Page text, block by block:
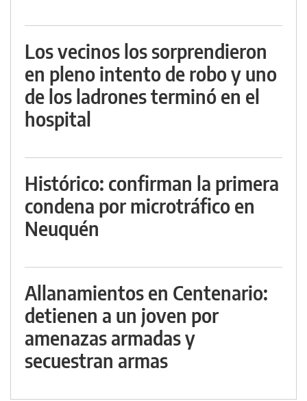
Los vecinos los sorprendieron
en pleno intento de robo y uno
de los ladrones terminó en el
hospital
Histórico: confirman la primera
condena por microtráfico en
Neuquén
Allanamientos en Centenario:
detienen a un joven por
amenazas armadas y
secuestran armas